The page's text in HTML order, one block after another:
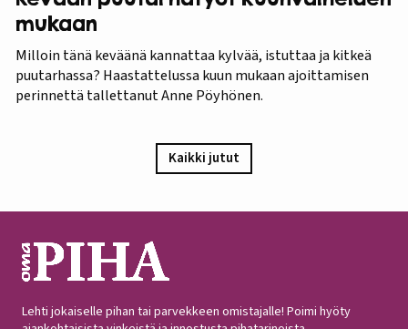
mukaan
Milloin tänä keväänä kannattaa kylvää, istuttaa ja kitkeä
puutarhassa? Haastattelussa kuun mukaan ajoittamisen
perinnettä tallettanut Anne Pöyhönen.
Kaikki jutut
Lehti jokaiselle pihan tai parvekkeen omistajalle! Poimi hyöty